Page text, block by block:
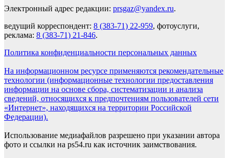
Электронный адрес редакции: prsgaz@yandex.ru.
ведущий корреспондент: 8 (383-71) 22-959, фотоуслуги,
реклама: 8 (383-71) 21-846.
Политика конфиденциальности персональных данных
На информационном ресурсе применяются рекомендательные
технологии (информационные технологии предоставления
информации на основе сбора, систематизации и анализа
сведений, относящихся к предпочтениям пользователей сети
«Интернет», находящихся на территории Российской
Федерации).
Использование медиафайлов разрешено при указании автора
фото и ссылки на ps54.ru как источник заимствования.